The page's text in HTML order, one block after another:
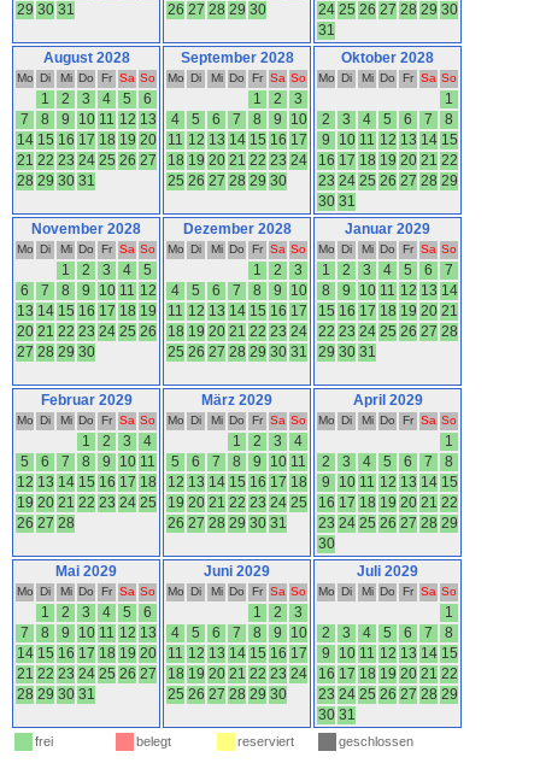
29 30 31
26 27 28 29 30
24 25 26 27 28 29 30
31
August 2028
Mo Di Mi Do Fr Sa So
1 2 3 4 5
6
7
8 9 10 11 12 13
14 15 16 17 18 19 20
21 22 23 24 25 26 27
28 29 30 31
September 2028
Mo Di Mi Do Fr Sa So
1 2
3
4
5 6 7 8 9
10
11 12 13 14 15 16 17
18 19 20 21 22 23 24
25 26 27 28 29 30
Oktober 2028
Mo Di Mi Do Fr Sa So
1
2
3 4 5 6 7
8
9
10 11 12 13 14 15
16 17 18 19 20 21 22
23 24 25 26 27 28 29
30 31
November 2028
Mo Di Mi Do Fr Sa So
1 2 3 4
5
6
7 8 9 10 11 12
13 14 15 16 17 18 19
20 21 22 23 24 25 26
27 28 29 30
Dezember 2028
Mo Di Mi Do Fr Sa So
1 2
3
4
5 6 7 8 9
10
11 12 13 14 15 16 17
18 19 20 21 22 23 24
25 26 27 28 29 30 31
Januar 2029
Mo Di Mi Do Fr Sa So
1 2 3 4 5 6
7
8
9 10 11 12 13 14
15 16 17 18 19 20 21
22 23 24 25 26 27 28
29 30 31
Februar 2029
Mo Di Mi Do Fr Sa So
1 2 3
4
5
6 7 8 9 10 11
12 13 14 15 16 17 18
19 20 21 22 23 24 25
26 27 28
März 2029
Mo Di Mi Do Fr Sa So
1 2 3
4
5
6 7 8 9 10 11
12 13 14 15 16 17 18
19 20 21 22 23 24 25
26 27 28 29 30 31
April 2029
Mo Di Mi Do Fr Sa So
1
2
3 4 5 6 7
8
9
10 11 12 13 14 15
16 17 18 19 20 21 22
23 24 25 26 27 28 29
30
Mai 2029
Mo Di Mi Do Fr Sa So
1 2 3 4 5
6
7
8 9 10 11 12 13
14 15 16 17 18 19 20
21 22 23 24 25 26 27
28 29 30 31
Juni 2029
Mo Di Mi Do Fr Sa So
1 2
3
4
5 6 7 8 9
10
11 12 13 14 15 16 17
18 19 20 21 22 23 24
25 26 27 28 29 30
Juli 2029
Mo Di Mi Do Fr Sa So
1
2
3 4 5 6 7
8
9
10 11 12 13 14 15
16 17 18 19 20 21 22
23 24 25 26 27 28 29
30 31
frei belegt reserviert geschlossen